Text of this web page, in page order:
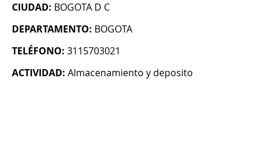
CIUDAD: BOGOTA D C
DEPARTAMENTO: BOGOTA
TELÉFONO: 3115703021
ACTIVIDAD: Almacenamiento y deposito